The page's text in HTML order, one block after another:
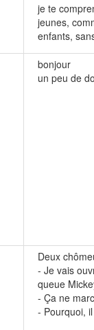
je te
jeunes,
enfants,
bonjour
un peu de
Deux
- Je vais
queue
- Ça ne
- Pourquoi,